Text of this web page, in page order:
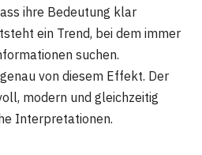
ihre Bedeutung klar
ein Trend, bei dem immer
suchen.
von diesem Effekt. Der
modern und gleichzeitig
Interpretationen.